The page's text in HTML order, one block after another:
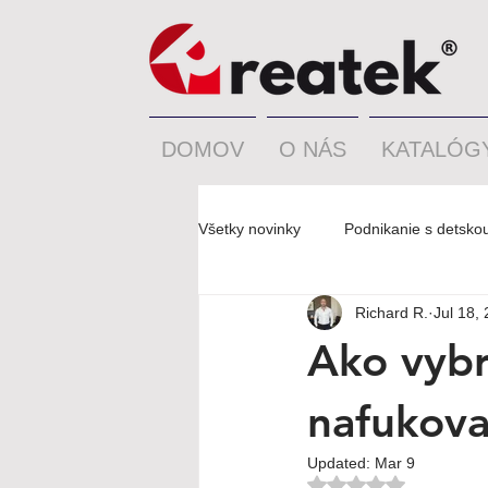
DOMOV O NÁS
Všetky novinky Podnikanie s
Ako
Richard R. Jul 18,
Updated: Mar 9
Hodnotenie NaN z